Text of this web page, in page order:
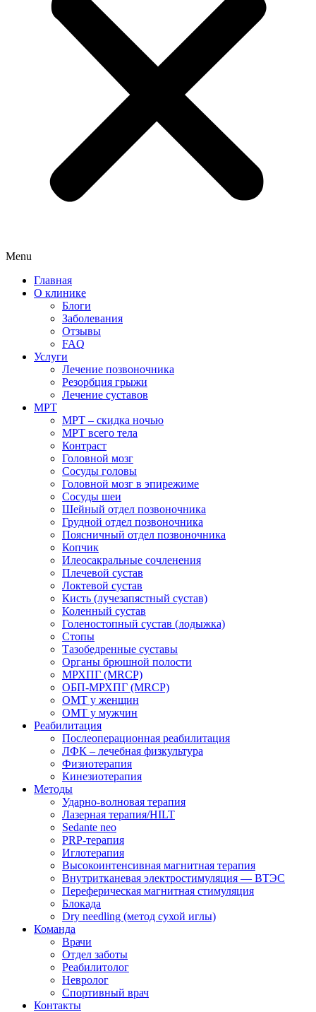
Menu
Главная
О клинике
Блоги
Заболевания
Отзывы
FAQ
Услуги
Лечение позвоночника
Резорбция грыжи
Лечение суставов
МРТ
МРТ – скидка ночью
МРТ всего тела
Контраст
Головной мозг
Сосуды головы
Головной мозг в эпирежиме
Сосуды шеи
Шейный отдел позвоночника
Грудной отдел позвоночника
Поясничный отдел позвоночника
Копчик
Илеосакральные сочленения
Плечевой сустав
Локтевой сустав
Кисть (лучезапястный сустав)
Коленный сустав
Голеностопный сустав (лодыжка)
Стопы
Тазобедренные суставы
Органы брюшной полости
МРХПГ (MRCP)
ОБП-МРХПГ (MRCP)
ОМТ у женщин
ОМТ у мужчин
Реабилитация
Послеоперационная реабилитация
ЛФК – лечебная физкультура
Физиотерапия
Кинезиотерапия
Методы
Ударно-волновая терапия
Лазерная терапия/HILT
Sedante neo
PRP-терапия
Иглотерапия
Высокоинтенсивная магнитная терапия
Внутритканевая электростимуляция — ВТЭС
Переферическая магнитная стимуляция
Блокада
Dry needling (метод сухой иглы)
Команда
Врачи
Отдел заботы
Реабилитолог
Невролог
Спортивный врач
Контакты